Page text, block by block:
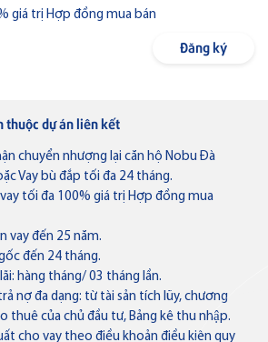
ATM
Tuyển dụng
Nhà đầu tư
giá trị Hợp đồng mua bán
Đăng ký
thuộc dự án liên kết
chuyển nhượng lại căn hộ Nobu Đà
Vay bù đắp tối đa 24 tháng.
tối đa 100% giá trị Hợp đồng mua
vay đến 25 năm.
đến 24 tháng.
lãi: hàng tháng/ 03 tháng lần.
nợ đa dạng: từ tài sản tích lũy, chương
thuê của chủ đầu tư, Bảng kê thu nhập.
cho vay theo điều khoản điều kiện quy
Thẻ tín dụng
Thẻ tín dụng BVBank Visa inStyle